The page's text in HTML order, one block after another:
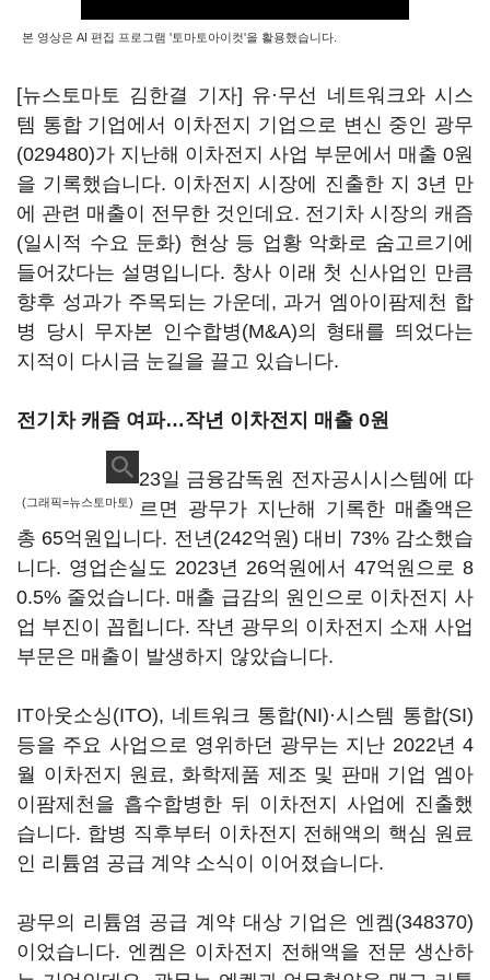
본 영상은 AI 편집 프로그램 '토마토아이컷'을 활용했습니다.
[뉴스토마토 김한결 기자] 유·무선 네트워크와 시스
템 통합 기업에서 이차전지 기업으로 변신 중인 광무
(029480)가 지난해 이차전지 사업 부문에서 매출 0원
을 기록했습니다. 이차전지 시장에 진출한 지 3년 만
에 관련 매출이 전무한 것인데요. 전기차 시장의 캐즘
(일시적 수요 둔화) 현상 등 업황 악화로 숨고르기에
들어갔다는 설명입니다. 창사 이래 첫 신사업인 만큼
향후 성과가 주목되는 가운데, 과거 엠아이팜제천 합
병 당시 무자본 인수합병(M&A)의 형태를 띄었다는
지적이 다시금 눈길을 끌고 있습니다.
전기차 캐즘 여파…작년 이차전지 매출 0원
(그래픽=뉴스토마토)
23일 금융감독원 전자공시시스템에 따
르면 광무가 지난해 기록한 매출액은
총 65억원입니다. 전년(242억원) 대비 73% 감소했습
니다. 영업손실도 2023년 26억원에서 47억원으로 8
0.5% 줄었습니다. 매출 급감의 원인으로 이차전지 사
업 부진이 꼽힙니다. 작년 광무의 이차전지 소재 사업
부문은 매출이 발생하지 않았습니다.
IT아웃소싱(ITO), 네트워크 통합(NI)·시스템 통합(SI)
등을 주요 사업으로 영위하던 광무는 지난 2022년 4
월 이차전지 원료, 화학제품 제조 및 판매 기업 엠아
이팜제천을 흡수합병한 뒤 이차전지 사업에 진출했
습니다. 합병 직후부터 이차전지 전해액의 핵심 원료
인 리튬염 공급 계약 소식이 이어졌습니다.
광무의 리튬염 공급 계약 대상 기업은 엔켐(348370)
이었습니다. 엔켐은 이차전지 전해액을 전문 생산하